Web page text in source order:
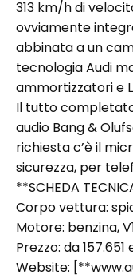
313 km/h di
ovviamente
abbinata a un
tecnologia Audi
ammortizzatori e
Il tutto
audio Bang &
richiesta c’è il
sicurezza, per
**SCHEDA
Corpo vettura:
Motore: benzina,
Prezzo: da 157.651
Website: